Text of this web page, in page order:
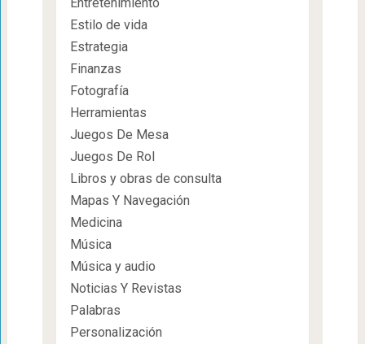
Estilo de vida
Estrategia
Finanzas
Fotografía
Herramientas
Juegos De Mesa
Juegos De Rol
Libros y obras de consulta
Mapas Y Navegación
Medicina
Música
Música y audio
Noticias Y Revistas
Palabras
Personalización